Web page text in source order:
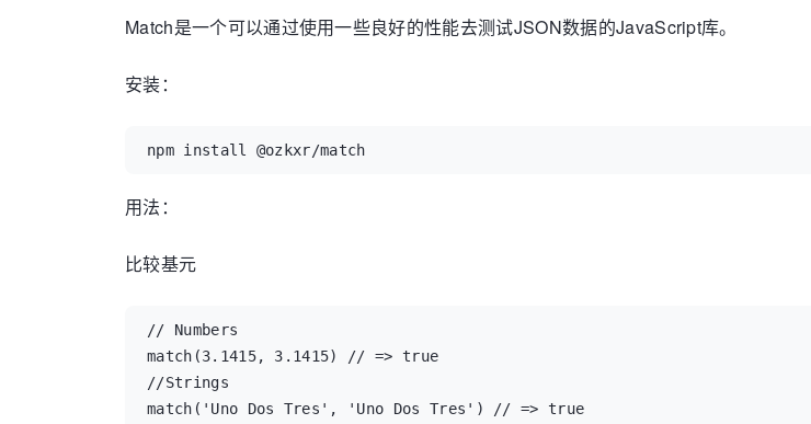
Match是一个可以通过使用一些良好的性能去测试JSON数据的JavaScript库。
安装：
npm install @ozkxr/match
用法：
比较基元
// Numbers
match(3.1415, 3.1415) // => true
//Strings
match('Uno Dos Tres', 'Uno Dos Tres') // => true